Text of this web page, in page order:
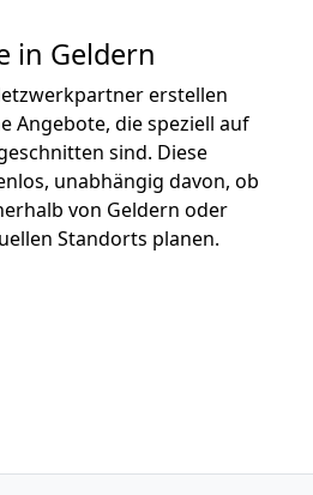
in Geldern
erstellen
Angebote, die speziell auf
sind. Diese
unabhängig davon, ob
von Geldern oder
Standorts planen.